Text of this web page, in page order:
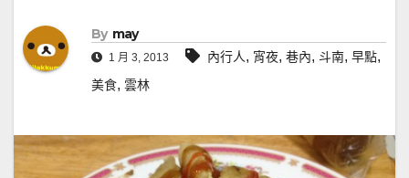
By may
1 月 3, 2013 內行人, 宵夜, 巷內, 斗南, 早點,
美食, 雲林